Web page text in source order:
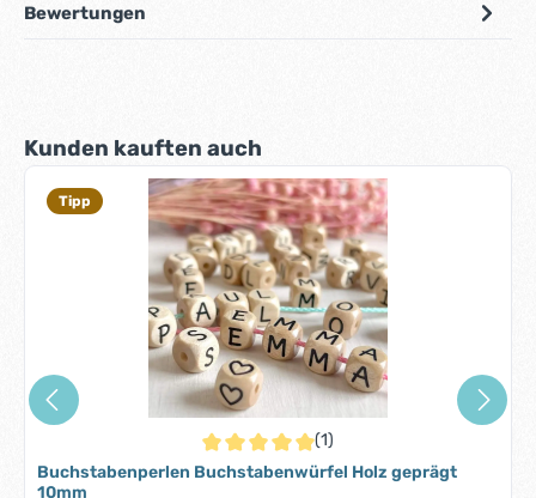
Bewertungen
Produktgalerie überspringen
Kunden kauften auch
Tipp
Durchschnittliche Bewertung von 5 von 5
(1)
Buchstabenperlen Buchstabenwürfel Holz geprägt
10mm